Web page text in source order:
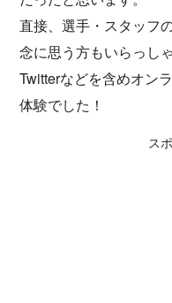
直接、選手・スタッフ
念に思う方もいらっし
Twitterなどを含めオン
体験でした！
ス